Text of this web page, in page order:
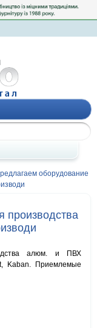
оборудование
производства
алюм. и ПВХ
Kaban. Приемлемые